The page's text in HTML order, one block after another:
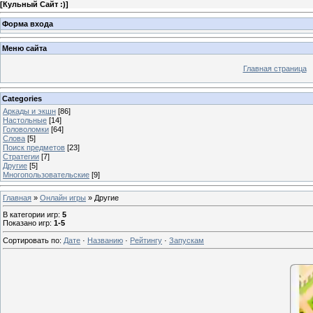
[Кульный Сайт :)]
Форма входа
Меню сайта
Главная страница
Categories
Аркады и экшн [86]
Настольные [14]
Головоломки [64]
Слова [5]
Поиск предметов [23]
Стратегии [7]
Другие [5]
Многопользовательские [9]
Главная » Онлайн игры » Другие
В категории игр: 5
Показано игр: 1-5
Сортировать по: Дате · Названию · Рейтингу · Запускам